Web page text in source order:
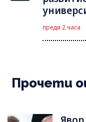
преди 2 часа
Прочети